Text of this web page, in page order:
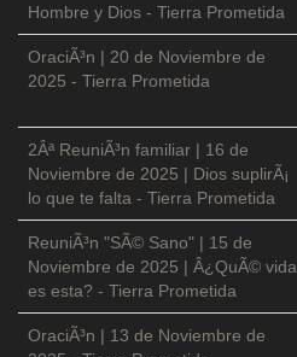
Hombre y Dios - Tierra Prometida
OraciÃ³n | 20 de Noviembre de
2025 - Tierra Prometida
2Âª ReuniÃ³n familiar | 16 de
Noviembre de 2025 | Dios suplirÃ¡
lo que te falta - Tierra Prometida
ReuniÃ³n "SÃ© Sano" | 15 de
Noviembre de 2025 | Â¿QuÃ© vida
es esta? - Tierra Prometida
OraciÃ³n | 13 de Noviembre de